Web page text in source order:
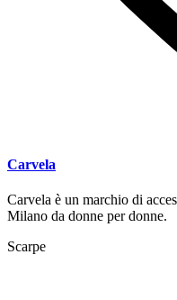
Carvela
Carvela è un marchio di
Milano da donne per donne.
Scarpe